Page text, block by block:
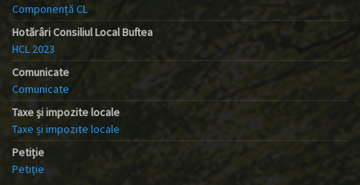
Componență CL
Hotărâri Consiliul Local Buftea
HCL 2023
Comunicate
Comunicate
Taxe și impozite locale
Taxe și impozite locale
Petiție
Petiție